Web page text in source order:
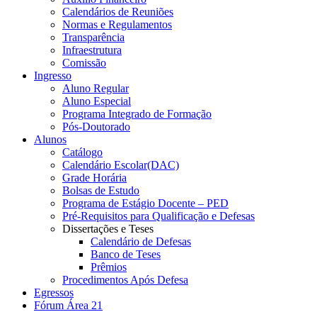
Calendários de Reuniões
Normas e Regulamentos
Transparência
Infraestrutura
Comissão
Ingresso
Aluno Regular
Aluno Especial
Programa Integrado de Formação
Pós-Doutorado
Alunos
Catálogo
Calendário Escolar(DAC)
Grade Horária
Bolsas de Estudo
Programa de Estágio Docente – PED
Pré-Requisitos para Qualificação e Defesas
Dissertações e Teses
Calendário de Defesas
Banco de Teses
Prêmios
Procedimentos Após Defesa
Egressos
Fórum Área 21